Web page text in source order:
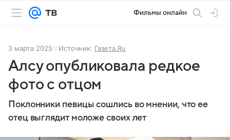
Фильмы онлайн
3 марта 2025 Источник: Газета.Ru
Алсу опубликовала редкое
фото с отцом
Поклонники певицы сошлись во мнении, что ее
отец выглядит моложе своих лет